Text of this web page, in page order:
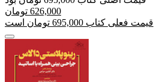
626,000 تومان
قیمت فعلی کتاب 695,000 تومان است